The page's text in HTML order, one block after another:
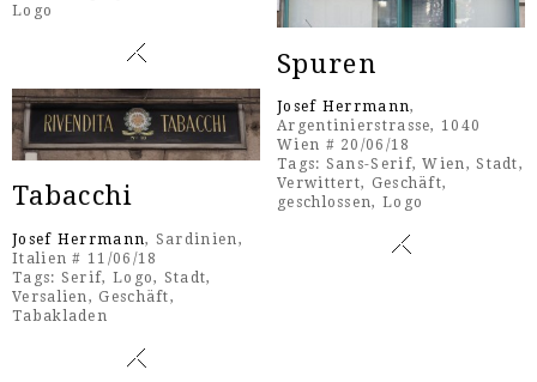
Logo
Spuren
Josef Herrmann,
Argentinierstrasse, 1040
Wien # 20/06/18
Tags: Sans-Serif,Wien ,Stadt,
Verwittert, Geschäft,
geschlossen, Logo
Tabacchi
Josef Herrmann, Sardinien,
Italien # 11/06/18
Tags: Serif, Logo, Stadt,
Versalien ,Geschäft,
Tabakladen